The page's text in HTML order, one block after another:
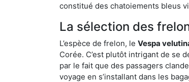
constitué des chatoiements bleus
La sélection des
L’espèce de frelon, le Vespa
Corée. C’est plutôt intrigant de se
par le fait que des passagers
voyage en s’installant dans les